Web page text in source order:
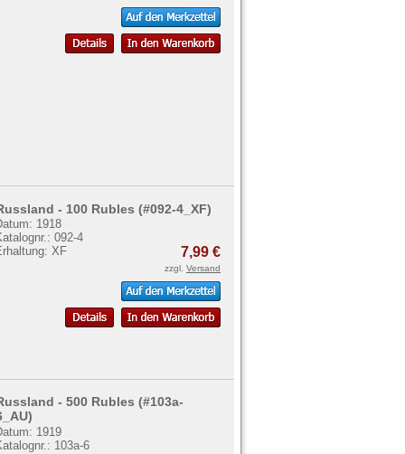
- 100 Rubles (#092-4_XF)
1918
092-4
XF
7,99 €
zzgl. Versand
- 500 Rubles (#103a-
1919
103a-6